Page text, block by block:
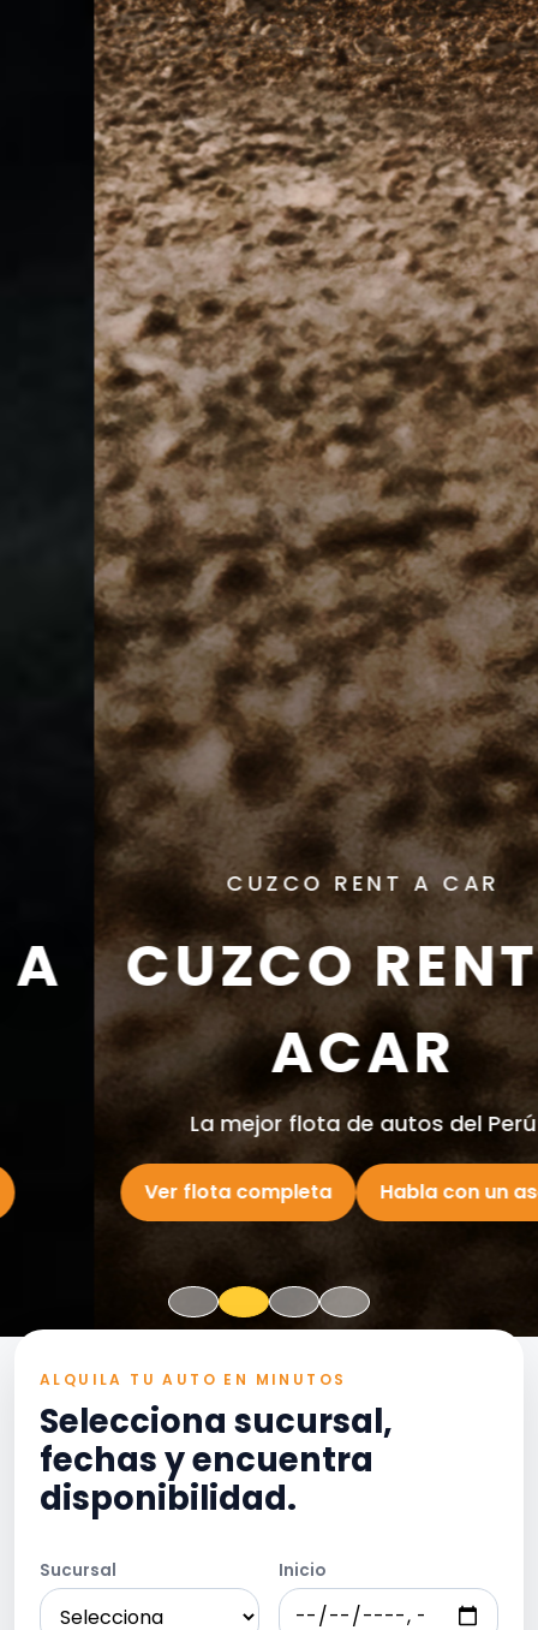
CUZCO RENT A CAR
CUZCO RENT A
ACAR
La mejor flota de autos del Perú
Ver flota completa Habla con un asesor
ALQUILA TU AUTO EN MINUTOS
Selecciona sucursal,
fechas y encuentra
disponibilidad.
Sucursal Inicio